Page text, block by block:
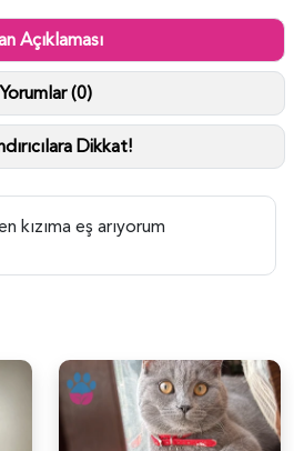
Açıklaması
Yorumlar (0)
Dikkat!
kızıma eş arıyorum